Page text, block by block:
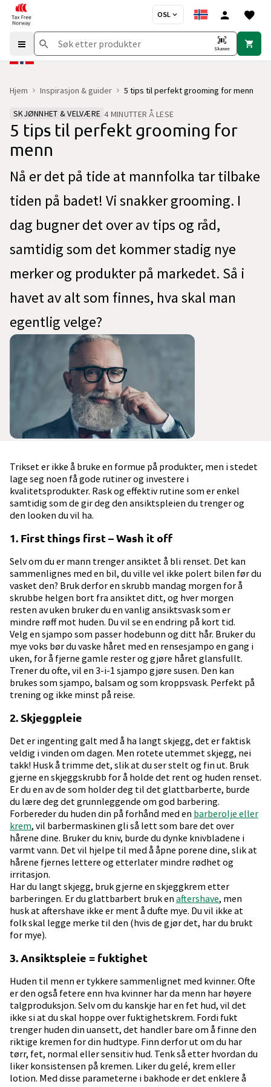
OSL
Skanne
Hjem Inspirasjon & guider 5 tips til perfekt grooming for menn
SKJØNNHET & VELVÆRE 4 MINUTTER Å LESE
5 tips til perfekt grooming for
menn
Nå er det på tide at mannfolka tar tilbake
tiden på badet! Vi snakker grooming. I
dag bugner det over av tips og råd,
samtidig som det kommer stadig nye
merker og produkter på markedet. Så i
havet av alt som finnes, hva skal man
egentlig velge?
Trikset er ikke å bruke en formue på produkter, men i stedet
lage seg noen få gode rutiner og investere i
kvalitetsprodukter. Rask og effektiv rutine som er enkel
samtidig som de gir deg den ansiktspleien du trenger og
den looken du vil ha.
1. First things first – Wash it off
Selv om du er mann trenger ansiktet å bli renset. Det kan
sammenlignes med en bil, du ville vel ikke polert bilen før du
vasket den? Bruk derfor en skrubb mandag morgen for å
skrubbe helgen bort fra ansiktet ditt, og hver morgen
resten av uken bruker du en vanlig ansiktsvask som er
mindre røff mot huden. Du vil se en endring på kort tid.
Velg en sjampo som passer hodebunn og ditt hår. Bruker du
mye voks bør du vaske håret med en rensesjampo en gang i
uken, for å fjerne gamle rester og gjøre håret glansfullt.
Trener du ofte, vil en 3-i-1 sjampo gjøre susen. Den kan
brukes som sjampo, balsam og som kroppsvask. Perfekt på
trening og ikke minst på reise.
2. Skjeggpleie
Det er ingenting galt med å ha langt skjegg, det er faktisk
veldig i vinden om dagen. Men rotete utemmet skjegg, nei
takk! Husk å trimme det, slik at du ser stelt og fin ut. Bruk
gjerne en skjeggskrubb for å holde det rent og huden renset.
Er du en av de som holder deg til det glattbarberte, burde
du lære deg det grunnleggende om god barbering.
Forbereder du huden din på forhånd med en barberolje eller
krem, vil barbermaskinen gli så lett som bare det over
hårene dine. Bruker du kniv, burde du dynke knivbladene i
varmt vann. Det vil hjelpe til med å åpne porene dine, slik at
hårene fjernes lettere og etterlater mindre rødhet og
irritasjon.
Har du langt skjegg, bruk gjerne en skjeggkrem etter
barberingen. Er du glattbarbert bruk en aftershave, men
husk at aftershave ikke er ment å dufte mye. Du vil ikke at
folk skal legge merke til den (hvis de gjør det, har du brukt
for mye).
3. Ansiktspleie = fuktighet
Huden til menn er tykkere sammenlignet med kvinner. Ofte
er den også fetere enn hva kvinner har da menn har høyere
talgproduksjon. Selv om du kanskje har en fet hud, vil det
ikke si at du skal hoppe over fuktighetskrem. Fordi fukt
trenger huden din uansett, det handler bare om å finne den
riktige kremen for din hudtype. Finn derfor ut om du har
tørr, fet, normal eller sensitiv hud. Tenk så etter hvordan du
liker konsistensen på kremen. Liker du gelé, krem eller
lotion. Med disse parameterne i bakhode er det enklere å